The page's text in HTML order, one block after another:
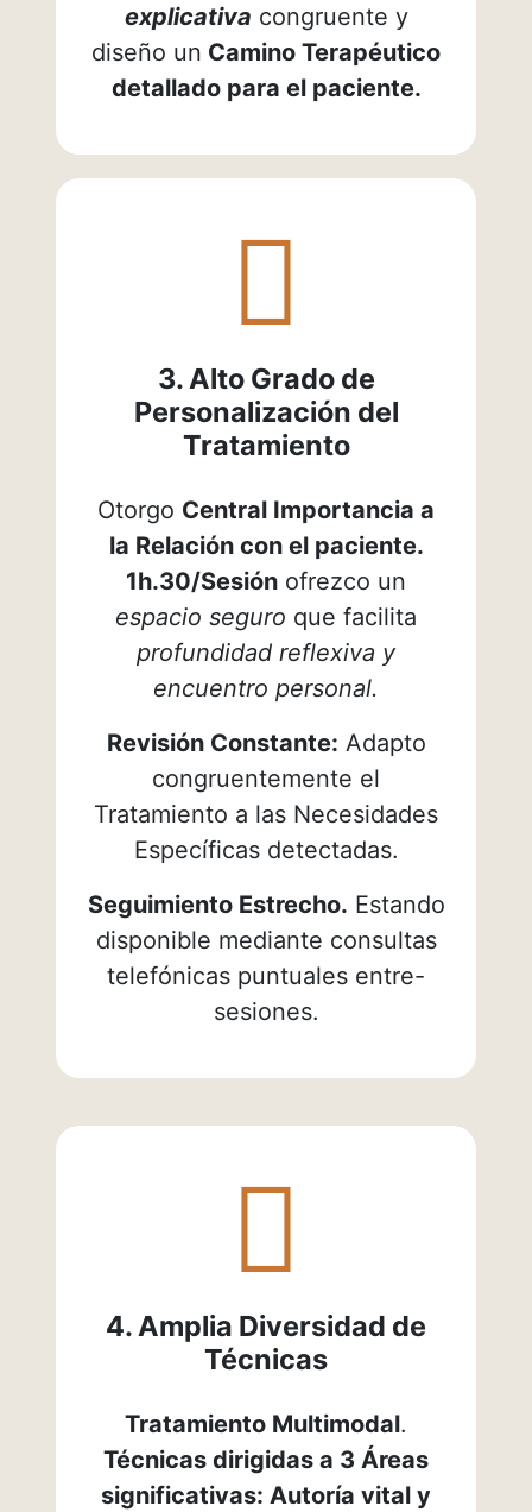
explicativa congruente y
diseño un Camino Terapéutico
detallado para el paciente.
3. Alto Grado de
Personalización del
Tratamiento
Otorgo Central Importancia a
la Relación con el paciente.
1h.30/Sesión ofrezco un
espacio seguro que facilita
profundidad reflexiva y
encuentro personal.
Revisión Constante: Adapto
congruentemente el
Tratamiento a las Necesidades
Específicas detectadas.
Seguimiento Estrecho. Estando
disponible mediante consultas
telefónicas puntuales entre-
sesiones.
4. Amplia Diversidad de
Técnicas
Tratamiento Multimodal.
Técnicas dirigidas a 3 Áreas
significativas: Autoría vital y